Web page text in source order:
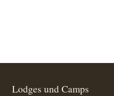
Lodges und Camps